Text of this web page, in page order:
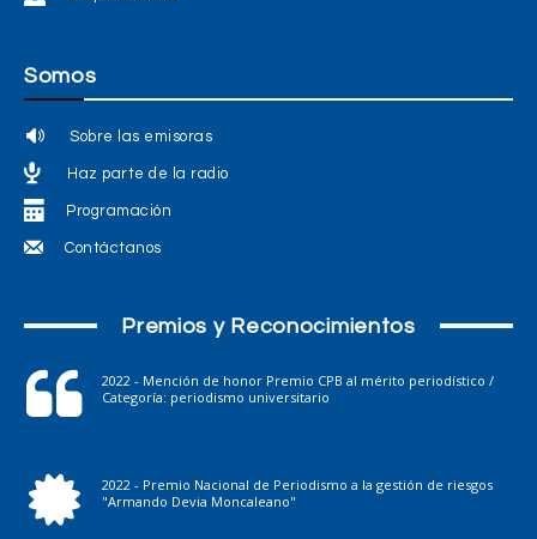
Somos
Sobre las emisoras
Haz parte de la radio
Programación
Contáctanos
Premios y Reconocimientos
2022 - Mención de honor Premio CPB al mérito periodístico /
Categoría: periodismo universitario
2022 - Premio Nacional de Periodismo a la gestión de riesgos
"Armando Devia Moncaleano"